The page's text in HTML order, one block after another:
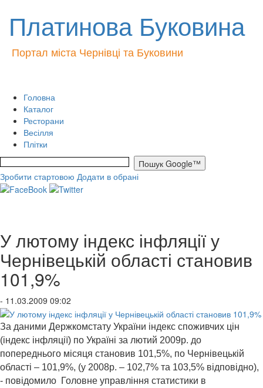
Платинова Буковина
Портал міста Чернівці та Буковини
Головна
Каталог
Ресторани
Весілля
Плітки
Зробити стартовою Додати в обрані
У лютому індекс інфляції у
Чернівецькій області становив
101,9%
- 11.03.2009 09:02
За даними Держкомстату України індекс споживчих цін
(індекс інфляції) по Україні за лютий 2009р. до
попереднього місяця становив 101,5%, по Чернівецькій
області – 101,9%, (у 2008р. – 102,7% та 103,5% відповідно),
- повідомило Головне управління статистики в